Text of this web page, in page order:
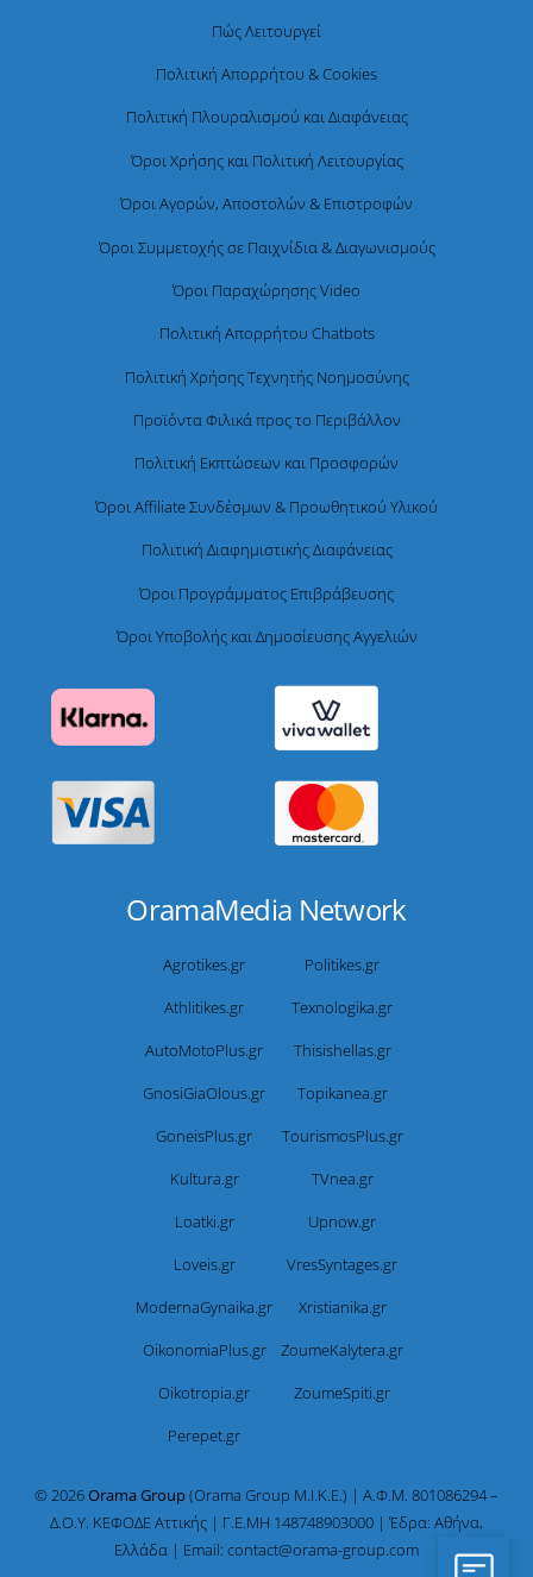
Πώς Λειτουργεί
Πολιτική Απορρήτου & Cookies
Πολιτική Πλουραλισμού και Διαφάνειας
Όροι Χρήσης και Πολιτική Λειτουργίας
Όροι Αγορών, Αποστολών & Επιστροφών
Όροι Συμμετοχής σε Παιχνίδια & Διαγωνισμούς
Όροι Παραχώρησης Video
Πολιτική Απορρήτου Chatbots
Πολιτική Χρήσης Τεχνητής Νοημοσύνης
Προϊόντα Φιλικά προς το Περιβάλλον
Πολιτική Εκπτώσεων και Προσφορών
Όροι Affiliate Συνδέσμων & Προωθητικού Υλικού
Πολιτική Διαφημιστικής Διαφάνειας
Όροι Προγράμματος Επιβράβευσης
Όροι Υποβολής και Δημοσίευσης Αγγελιών
OramaMedia Network
Agrotikes.gr
Politikes.gr
Athlitikes.gr
Texnologika.gr
AutoMotoPlus.gr
Thisishellas.gr
GnosiGiaOlous.gr
Topikanea.gr
GoneisPlus.gr
TourismosPlus.gr
Kultura.gr
TVnea.gr
Loatki.gr
Upnow.gr
Loveis.gr
VresSyntages.gr
ModernaGynaika.gr
Xristianika.gr
OikonomiaPlus.gr
ZoumeKalytera.gr
Oikotropia.gr
ZoumeSpiti.gr
Perepet.gr
© 2026Orama Group(Orama Group Μ.Ι.Κ.Ε.) | Α.Φ.Μ. 801086294 –
Δ.Ο.Υ. ΚΕΦΟΔΕ Αττικής | Γ.Ε.ΜΗ 148748903000 | Έδρα: Αθήνα,
Ελλάδα | Email: contact@orama-group.com